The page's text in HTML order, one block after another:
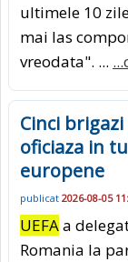
ultimele 10
mai las
vreodata". ...
Cinci
oficiaza in
europene
publicat 2026-08-05
UEFAa
Romania la